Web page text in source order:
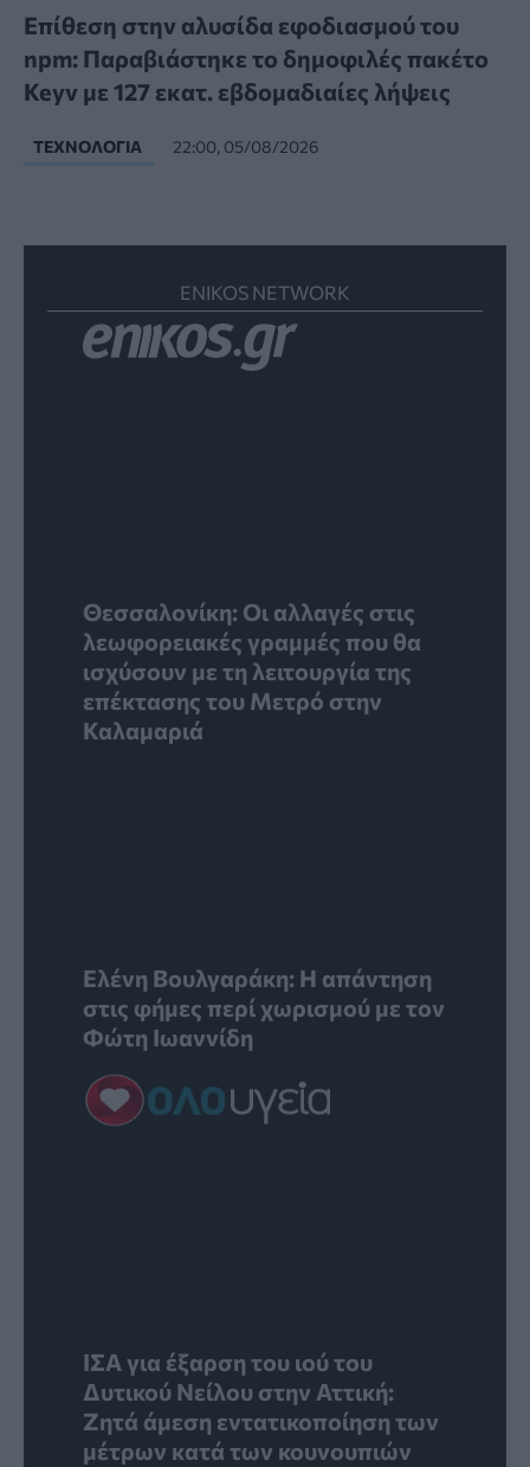
Επίθεση στην αλυσίδα εφοδιασμού του
npm: Παραβιάστηκε το δημοφιλές πακέτο
Keyv με 127 εκατ. εβδομαδιαίες λήψεις
ΤΕΧΝΟΛΟΓΊΑ 22:00, 05/08/2026
ENIKOS NETWORK
Θεσσαλονίκη: Οι αλλαγές στις
λεωφορειακές γραμμές που θα
ισχύσουν με τη λειτουργία της
επέκτασης του Μετρό στην
Καλαμαριά
Ελένη Βουλγαράκη: Η απάντηση
στις φήμες περί χωρισμού με τον
Φώτη Ιωαννίδη
ΙΣΑ για έξαρση του ιού του
Δυτικού Νείλου στην Αττική:
Ζητά άμεση εντατικοποίηση των
μέτρων κατά των κουνουπιών